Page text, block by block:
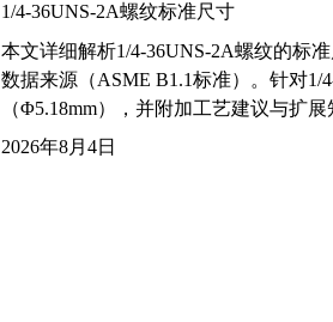
1/4-36UNS-2A螺纹标准尺寸
本文详细解析1/4-36UNS-2A螺纹的标
数据来源（ASME B1.1标准）。针对
（Φ5.18mm），并附加工艺建议与扩展
2026年8月4日